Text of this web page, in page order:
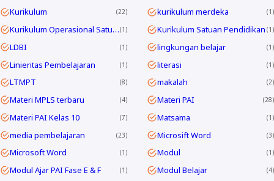
Kurikulum 22 kurikulum merdeka 1
Kurikulum Operasional Satuan Pendidikan 1 Kurikulum Satuan Pendidikan 1
LDBI 1 lingkungan belajar 1
Linieritas Pembelajaran 1 literasi 1
LTMPT 8 makalah 2
Materi MPLS terbaru 4 Materi PAI 28
Materi PAI Kelas 10 7 Matsama 1
media pembelajaran 23 Microsift Word 3
Microsoft Word 1 Modul 1
Modul Ajar PAI Fase E & F 1 Modul Belajar 4